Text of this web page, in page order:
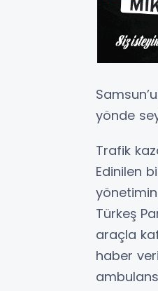
yönde
Trafik
Edinilen
Türkeş
araçla
haber